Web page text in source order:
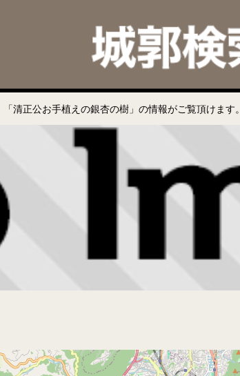
清正公お手植えの銀杏の樹」の情報がご覧頂けます。